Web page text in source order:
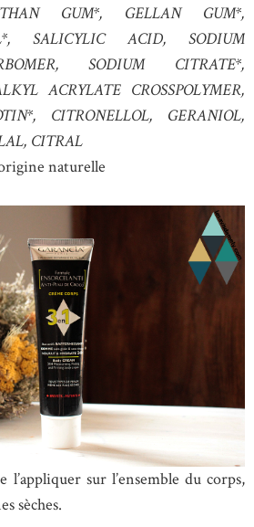
GUM*, GELLAN GUM*,
SALICYLIC ACID, SODIUM
SODIUM CITRATE*,
ACRYLATE CROSSPOLYMER,
CITRONELLOL, GERANIOL,
CITRAL
naturelle
l’appliquer sur l’ensemble du corps,
sèches.